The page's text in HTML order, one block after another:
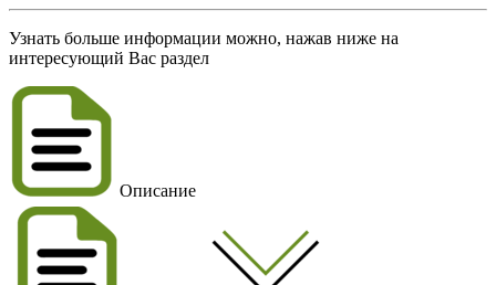
Узнать больше информации можно, нажав ниже на
интересующий Вас раздел
Описание